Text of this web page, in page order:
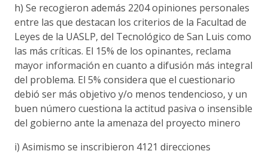
h) Se recogieron además 2204 opiniones personales
entre las que destacan los criterios de la Facultad de
Leyes de la UASLP, del Tecnológico de San Luis como
las más críticas. El 15% de los opinantes, reclama
mayor información en cuanto a difusión más integral
del problema. El 5% considera que el cuestionario
debió ser más objetivo y/o menos tendencioso, y un
buen número cuestiona la actitud pasiva o insensible
del gobierno ante la amenaza del proyecto minero
i) Asimismo se inscribieron 4121 direcciones